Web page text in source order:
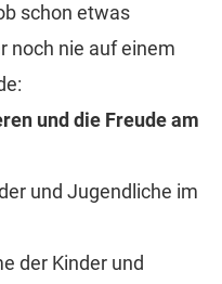
schon etwas
noch nie auf einem
und die Freude am
und Jugendliche im
der Kinder und